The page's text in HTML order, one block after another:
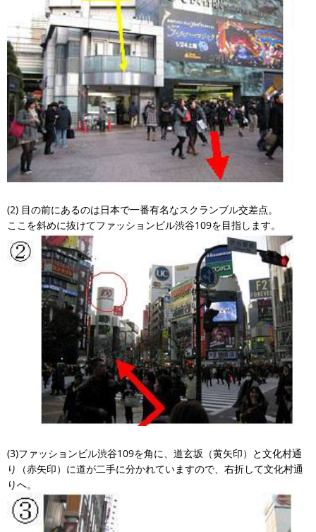
(2) 目の前にあるのは日本で一番有名なスクランブル交差点。
ここを斜めに抜けてファッションビル渋谷109を目指します。
(3)ファッションビル渋谷109を角に、道玄坂（黄矢印）と文化村通
り（赤矢印）に道が二手に分かれていますので、右折して文化村通
りへ。